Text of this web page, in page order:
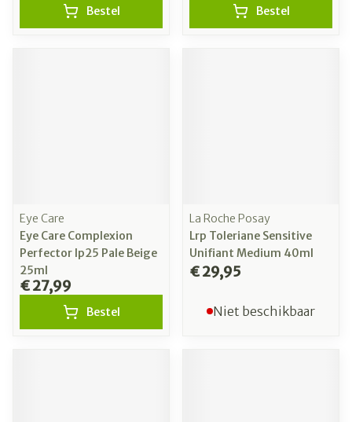
Bestel Bestel
Eye Care
Eye Care Complexion
Perfector Ip25 Pale Beige
25ml
€ 27,99
Bestel
La Roche Posay
Lrp Toleriane Sensitive
Unifiant Medium 40ml
€ 29,95
Niet beschikbaar